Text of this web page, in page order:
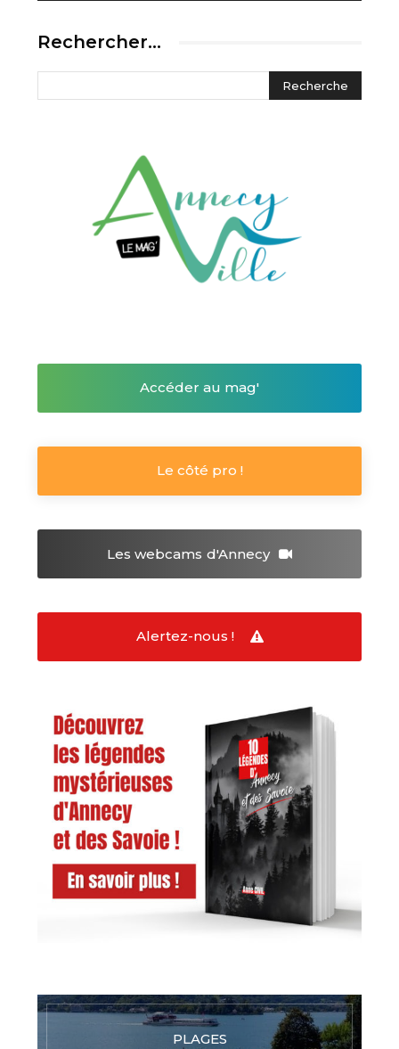
Rechercher…
Accéder au mag'
Le côté pro !
Les webcams d'Annecy
Alertez-nous !
PLAGES